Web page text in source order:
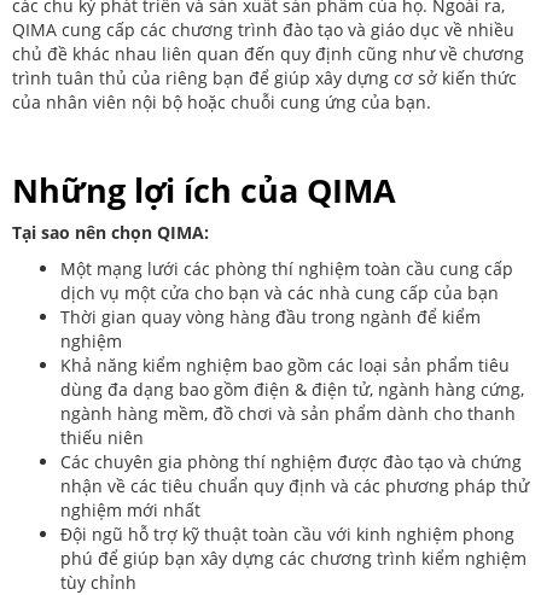
các chu kỳ phát triển và sản xuất sản phẩm của họ. Ngoài ra,
QIMA cung cấp các chương trình đào tạo và giáo dục về nhiều
chủ đề khác nhau liên quan đến quy định cũng như về chương
trình tuân thủ của riêng bạn để giúp xây dựng cơ sở kiến thức
của nhân viên nội bộ hoặc chuỗi cung ứng của bạn.
Những lợi ích của QIMA
Tại sao nên chọn QIMA:
Một mạng lưới các phòng thí nghiệm toàn cầu cung cấp
dịch vụ một cửa cho bạn và các nhà cung cấp của bạn
Thời gian quay vòng hàng đầu trong ngành để kiểm
nghiệm
Khả năng kiểm nghiệm bao gồm các loại sản phẩm tiêu
dùng đa dạng bao gồm điện & điện tử, ngành hàng cứng,
ngành hàng mềm, đồ chơi và sản phẩm dành cho thanh
thiếu niên
Các chuyên gia phòng thí nghiệm được đào tạo và chứng
nhận về các tiêu chuẩn quy định và các phương pháp thử
nghiệm mới nhất
Đội ngũ hỗ trợ kỹ thuật toàn cầu với kinh nghiệm phong
phú để giúp bạn xây dựng các chương trình kiểm nghiệm
tùy chỉnh